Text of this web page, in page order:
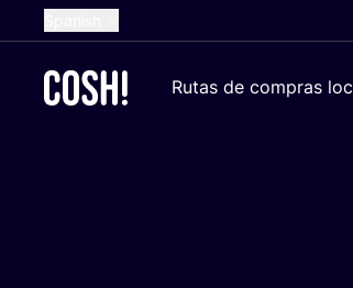
Dutch
Rutas de compras